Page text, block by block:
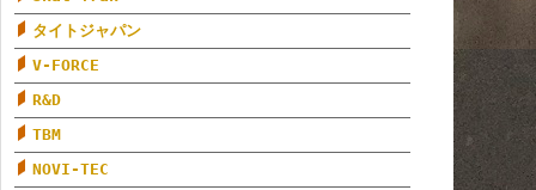
タイトジャパン
V-FORCE
R&D
TBM
NOVI-TEC